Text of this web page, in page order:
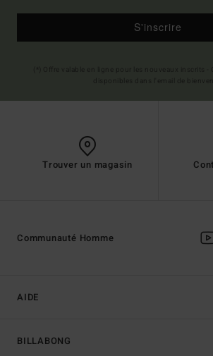
S'inscrire
Trouver un magasin
AIDE
BILLABONG
Communauté Homme